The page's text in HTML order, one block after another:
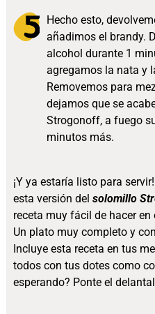
Hecho esto,
añadimos el brandy.
alcohol durante 1
agregamos la nata y
Removemos para
dejamos que se
Strogonoff, a fuego
minutos más.
¡Y ya estaría listo para
esta versión del solomillo
receta muy fácil de hacer
Un plato muy completo y
Incluye esta receta en tus
todos con tus dotes como
esperando? Ponte el